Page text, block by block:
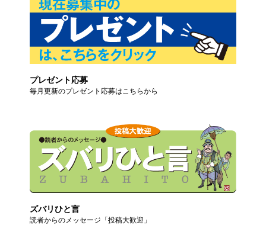
プレゼント応募
毎月更新のプレゼント応募はこちらから
ズバリひと言
読者からのメッセージ「投稿大歓迎」